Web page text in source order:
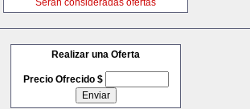
Serán consideradas ofertas
Realizar una Oferta
Precio Ofrecido $